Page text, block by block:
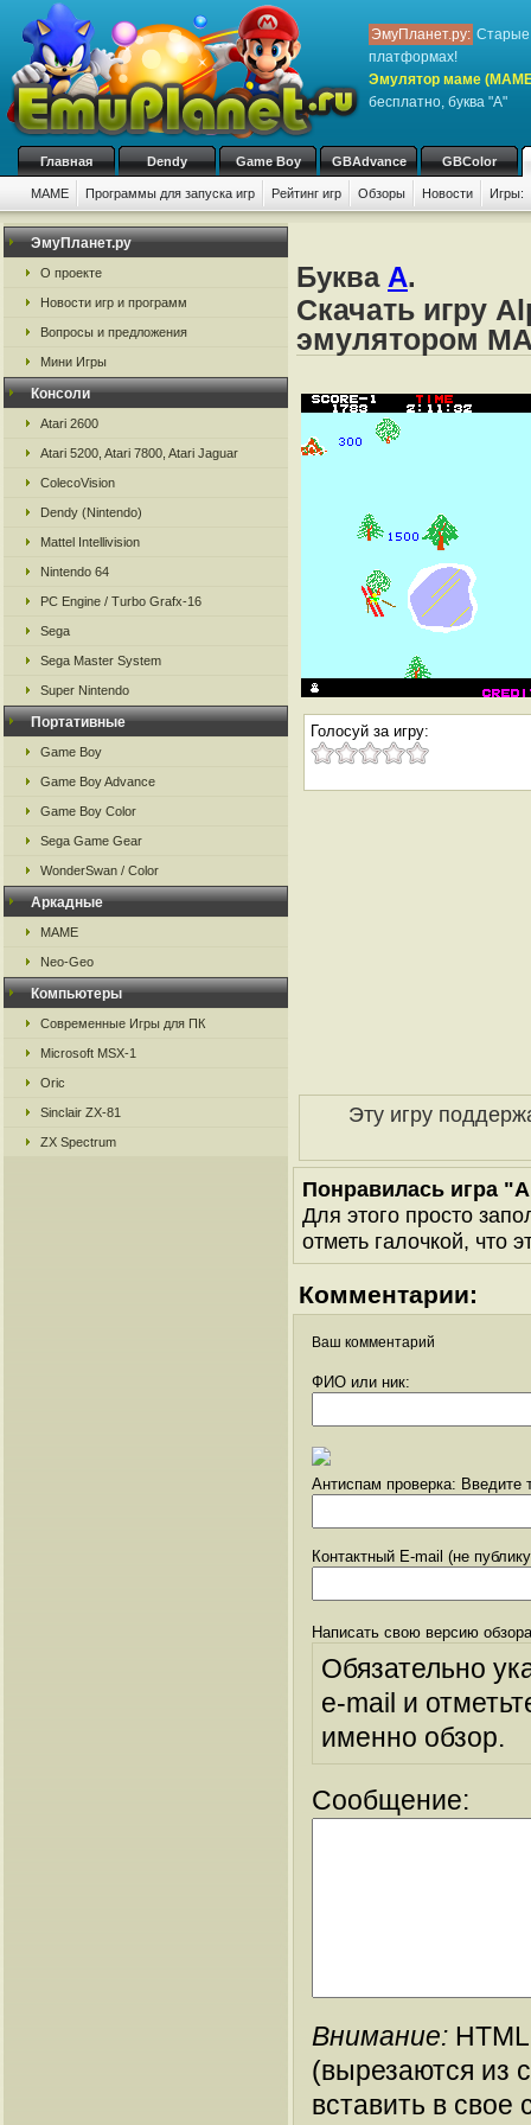
ЭмуПланет.ру: Старые
платформах!
Эмулятор маме
бесплатно, буква "A"
Главная Dendy Game Boy GBAdvance GBColor
MAME Программы для запуска игр Рейтинг игр Обзоры Новости Игры:
ЭмуПланет.ру
О проекте
Новости игр и программ
Вопросы и предложения
Мини Игры
Консоли
Atari 2600
Atari 5200, Atari 7800, Atari Jaguar
ColecoVision
Dendy (Nintendo)
Mattel Intellivision
Nintendo 64
PC Engine / Turbo Grafx-16
Sega
Sega Master System
Super Nintendo
Портативные
Game Boy
Game Boy Advance
Game Boy Color
Sega Game Gear
WonderSwan / Color
Аркадные
MAME
Neo-Geo
Компьютеры
Современные Игры для ПК
Microsoft MSX-1
Oric
Sinclair ZX-81
ZX Spectrum
Буква A.
Скачать игру
эмулятором
Голосуй за игру:
Эту игру
Понравилась игра
Для этого просто
отметь галочкой, что
Комментарии:
Ваш комментарий
ФИО или ник:
Антиспам проверка: Введите
Контактный E-mail (не
Написать свою версию
Обязательно
e-mail и
именно обзор.
Сообщение:
Внимание:
(вырезаются из
вставить в